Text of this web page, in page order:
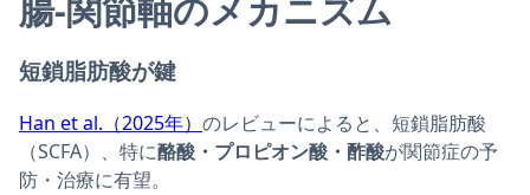
腸-関節軸のメカニズム
短鎖脂肪酸が鍵
Han et al.（2025年） のレビューによると、短鎖脂肪酸
（SCFA）、特に酪酸・プロピオン酸・酢酸が関節症の予
防・治療に有望。